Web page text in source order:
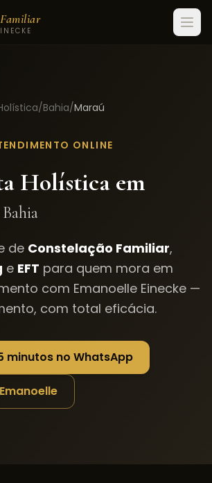
/Bahia/Maraú
ONLINE
Holística em
Bahia
de Constelação Familiar,
e EFT para quem mora em
com Emanoelle Einecke —
com total eficácia.
minutos no WhatsApp